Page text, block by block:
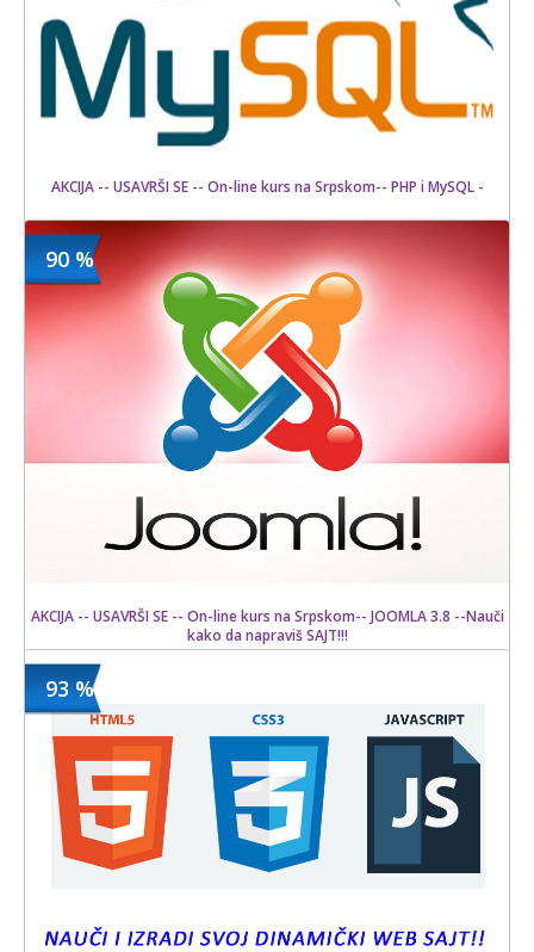
AKCIJA -- USAVRŠI SE -- On-line kurs na Srpskom-- PHP i MySQL -
Kupljeno
10 kom.
1500 din
18000 din
90 %
AKCIJA -- USAVRŠI SE -- On-line kurs na Srpskom-- JOOMLA 3.8 --Nauči
kako da napraviš SAJT!!!
4 kom.
15000 din
93 %